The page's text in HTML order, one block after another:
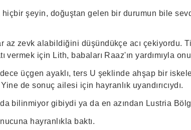
hiçbir şeyin, doğuştan gelen bir durumun bile
az zevk alabildiğini düşündükçe acı çekiyordu.
vermek için Lith, babaları Raaz'ın yardımıyla
üçgen ayaklı, ters U şeklinde ahşap bir
de sonuç ailesi için hayranlık uyandırıcıydı.
bilinmiyor gibiydi ya da en azından Lustria
hayranlıkla baktı.